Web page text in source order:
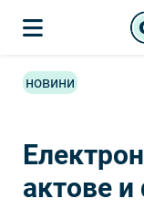
новини
актове